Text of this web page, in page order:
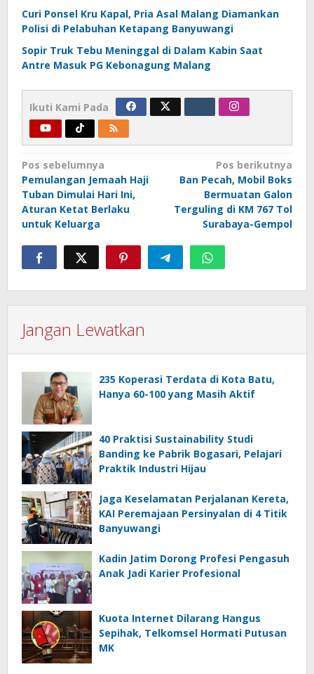
Curi Ponsel Kru Kapal, Pria Asal Malang Diamankan
Polisi di Pelabuhan Ketapang Banyuwangi
Sopir Truk Tebu Meninggal di Dalam Kabin Saat
Antre Masuk PG Kebonagung Malang
Ikuti Kami Pada
Navigasi
pos
Pos sebelumnya
Pemulangan Jemaah Haji
Tuban Dimulai Hari Ini,
Aturan Ketat Berlaku
untuk Keluarga
Pos berikutnya
Ban Pecah, Mobil Boks
Bermuatan Galon
Terguling di KM 767 Tol
Surabaya-Gempol
Jangan Lewatkan
235 Koperasi Terdata di Kota Batu,
Hanya 60-100 yang Masih Aktif
40 Praktisi Sustainability Studi
Banding ke Pabrik Bogasari, Pelajari
Praktik Industri Hijau
Jaga Keselamatan Perjalanan Kereta,
KAI Peremajaan Persinyalan di 4 Titik
Banyuwangi
Kadin Jatim Dorong Profesi Pengasuh
Anak Jadi Karier Profesional
Kuota Internet Dilarang Hangus
Sepihak, Telkomsel Hormati Putusan
MK